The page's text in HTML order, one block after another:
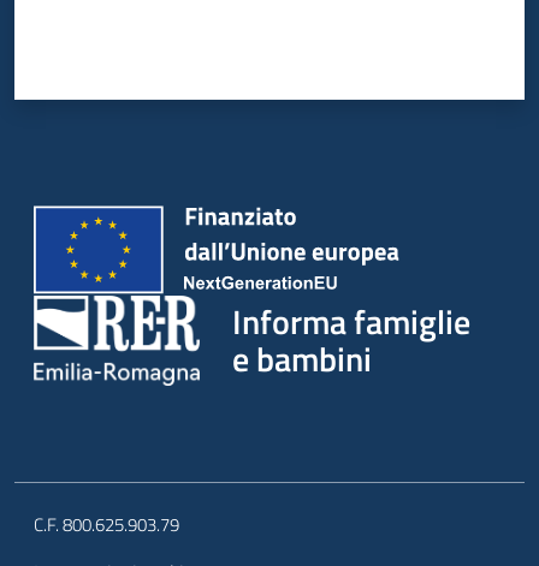
Informa famiglie
e bambini
C.F. 800.625.903.79